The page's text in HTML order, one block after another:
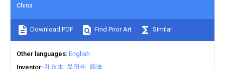
China
Download PDF Find Prior Art Similar
Other languages English
Inventor 孔永丰 吴田生 颜涛